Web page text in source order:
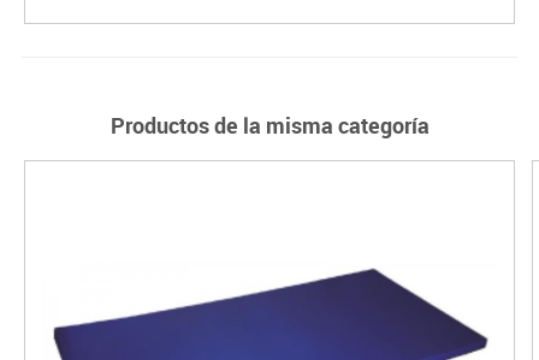
Productos de la misma categoría